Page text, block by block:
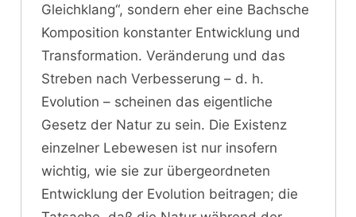
Gleichklang“, sondern eher eine Bachsche
Komposition konstanter Entwicklung und
Transformation. Veränderung und das
Streben nach Verbesserung – d. h.
Evolution – scheinen das eigentliche
Gesetz der Natur zu sein. Die Existenz
einzelner Lebewesen ist nur insofern
wichtig, wie sie zur übergeordneten
Entwicklung der Evolution beitragen; die